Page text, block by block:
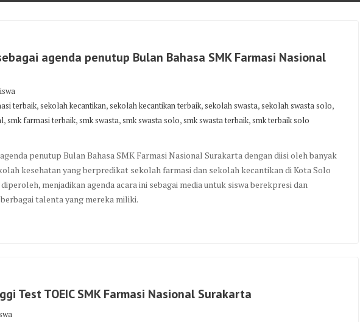
sebagai agenda penutup Bulan Bahasa SMK Farmasi Nasional
terbaik,sekolah kecantikan,sekolah kecantikan terbaik,sekolah swasta,sekolah swasta solo,
,smk farmasi terbaik,smk swasta,smk swasta solo,smk swasta terbaik,smk terbaik solo
penutup Bulan Bahasa SMK Farmasi Nasional Surakarta dengan diisi oleh banyak
kesehatan yang berpredikat sekolah farmasi dan sekolah kecantikan di Kota Solo
menjadikan agenda acara ini sebagai media untuk siswa berekpresi dan
talenta yang mereka miliki.
Test TOEIC SMK Farmasi Nasional Surakarta